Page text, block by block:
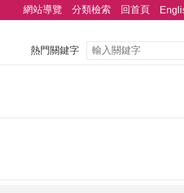
網站導覽 分類檢索 回首頁
熱門關鍵字